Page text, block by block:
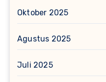
Oktober 2025
Agustus 2025
Juli 2025